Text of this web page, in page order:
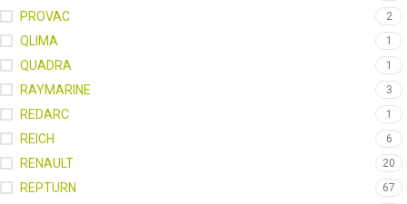
PROVAC 2
QLIMA 1
QUADRA 1
RAYMARINE 3
REDARC 1
REICH 6
RENAULT 20
REPTURN 67